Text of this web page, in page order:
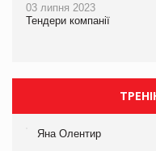
03 липня 2023
Тендери компанії
Яна Олентир